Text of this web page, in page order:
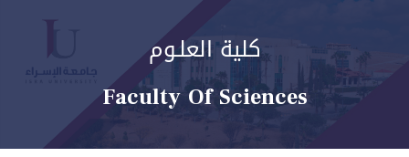
كلية العلـوم
Faculty Of Sciences